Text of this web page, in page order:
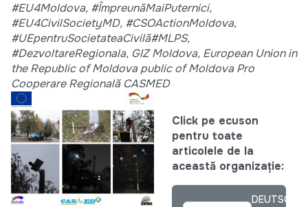
#EU4Moldova, #ÎmpreunăMaiPuternici,
#EU4CivilSocietyMD, #CSOActionMoldova,
#UEpentruSocietateaCivilă#MLPS,
#DezvoltareRegionala, GIZ Moldova, European Union in
the Republic of Moldova public of Moldova Pro
Cooperare Regională CASMED
Click pe ecuson
pentru toate
articolele de la
această organizație:
DEUTSCHE